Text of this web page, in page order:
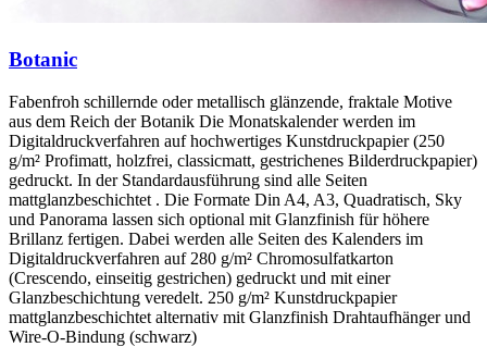
Botanic
Fabenfroh schillernde oder metallisch glänzende, fraktale Motive
aus dem Reich der Botanik Die Monatskalender werden im
Digitaldruckverfahren auf hochwertiges Kunstdruckpapier (250
g/m² Profimatt, holzfrei, classicmatt, gestrichenes Bilderdruckpapier)
gedruckt. In der Standardausführung sind alle Seiten
mattglanzbeschichtet . Die Formate Din A4, A3, Quadratisch, Sky
und Panorama lassen sich optional mit Glanzfinish für höhere
Brillanz fertigen. Dabei werden alle Seiten des Kalenders im
Digitaldruckverfahren auf 280 g/m² Chromosulfatkarton
(Crescendo, einseitig gestrichen) gedruckt und mit einer
Glanzbeschichtung veredelt. 250 g/m² Kunstdruckpapier
mattglanzbeschichtet alternativ mit Glanzfinish Drahtaufhänger und
Wire-O-Bindung (schwarz)